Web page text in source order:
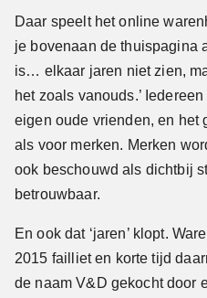
Daar speelt het online
je bovenaan de thuispagina
is… elkaar jaren niet zien,
het zoals vanouds.’
eigen oude vrienden, en het
als voor merken. Merken
ook beschouwd als dichtbij
betrouwbaar.
En ook dat ‘jaren’ klopt.
2015 failliet en korte tijd
de naam V&D gekocht door